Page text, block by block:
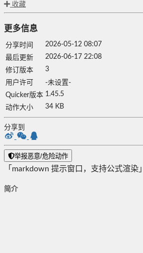
收藏
更多信息
分享时间
2026-05-12 08:07
最后更新
2026-06-17 22:08
修订版本
3
用户许可
-未设置-
Quicker版本 1.45.5
动作大小
34 KB
分享到
举报恶意/危险动作
「markdown 提示窗口，支持公式渲染」
简介